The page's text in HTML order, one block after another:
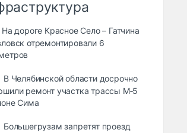
На дороге Красное Село – Гатчина
отремонтировали 6
В Челябинской области досрочно
ремонт участка трассы М‑5
Сима
Большегрузам запретят проезд